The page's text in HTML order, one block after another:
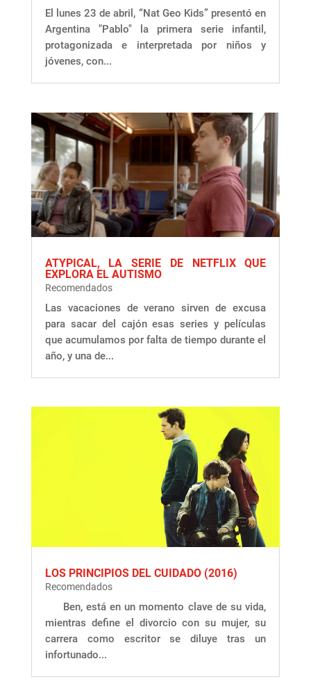
El lunes 23 de abril, “Nat Geo Kids” presentó en
Argentina "Pablo" la primera serie infantil,
protagonizada e interpretada por niños y
jóvenes, con...
ATYPICAL, LA SERIE DE NETFLIX QUE
EXPLORA EL AUTISMO
Recomendados
Las vacaciones de verano sirven de excusa
para sacar del cajón esas series y películas
que acumulamos por falta de tiempo durante el
año, y una de...
LOS PRINCIPIOS DEL CUIDADO (2016)
Recomendados
Ben, está en un momento clave de su vida,
mientras define el divorcio con su mujer, su
carrera como escritor se diluye tras un
infortunado...